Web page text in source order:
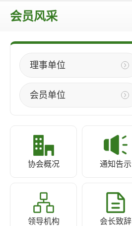
会员风采
理事单位
会员单位
协会概况 通知告示
领导机构 会长致辞